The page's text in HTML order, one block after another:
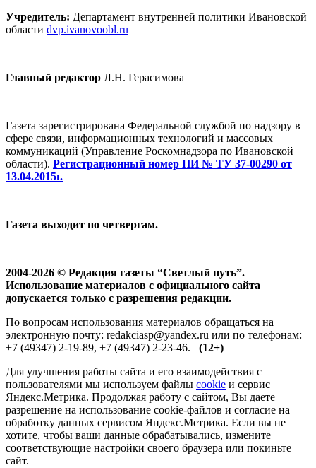
Учредитель: Департамент внутренней политики Ивановской
области dvp.ivanovoobl.ru
Главный редактор Л.Н. Герасимова
Газета зарегистрирована Федеральной службой по надзору в
сфере связи, информационных технологий и массовых
коммуникаций (Управление Роскомнадзора по Ивановской
области). Регистрационный номер ПИ № ТУ 37-00290 от
13.04.2015г.
Газета выходит по четвергам.
2004-2026 © Редакция газеты “Светлый путь”.
Использование материалов с официального сайта
допускается только с разрешения редакции.
По вопросам использования материалов обращаться на
электронную почту: redakciasp@yandex.ru или по телефонам:
+7 (49347) 2-19-89, +7 (49347) 2-23-46. (12+)
Для улучшения работы сайта и его взаимодействия с
пользователями мы используем файлы cookie и сервис
Яндекс.Метрика. Продолжая работу с сайтом, Вы даете
разрешение на использование cookie-файлов и согласие на
обработку данных сервисом Яндекс.Метрика. Если вы не
хотите, чтобы ваши данные обрабатывались, измените
соответствующие настройки своего браузера или покиньте
сайт.